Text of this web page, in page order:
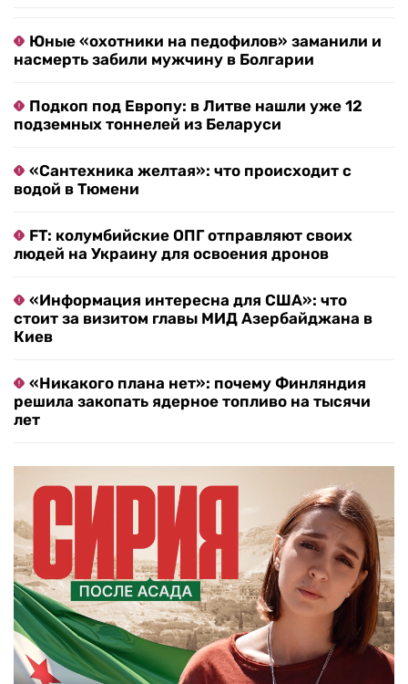
Юные «охотники на педофилов» заманили и
насмерть забили мужчину в Болгарии
Подкоп под Европу: в Литве нашли уже 12
подземных тоннелей из Беларуси
«Сантехника желтая»: что происходит с
водой в Тюмени
FT: колумбийские ОПГ отправляют своих
людей на Украину для освоения дронов
«Информация интересна для США»: что
стоит за визитом главы МИД Азербайджана в
Киев
«Никакого плана нет»: почему Финляндия
решила закопать ядерное топливо на тысячи
лет